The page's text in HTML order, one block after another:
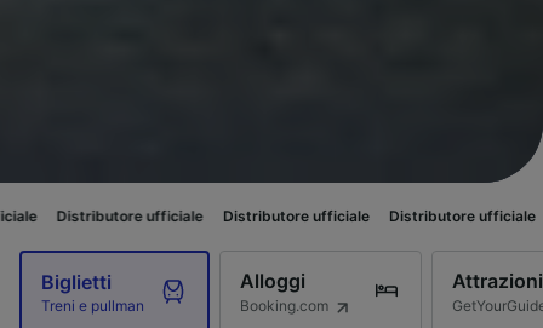
ufficiale Distributore ufficiale Distributore ufficiale Distributore
Biglietti
Treni e pullman
Alloggi
Booking.com
Attrazioni